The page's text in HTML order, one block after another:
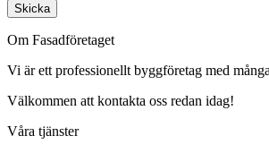
Skicka
Om Fasadföretaget
Vi är ett professionellt byggföretag med
Välkommen att kontakta oss redan idag!
Våra tjänster